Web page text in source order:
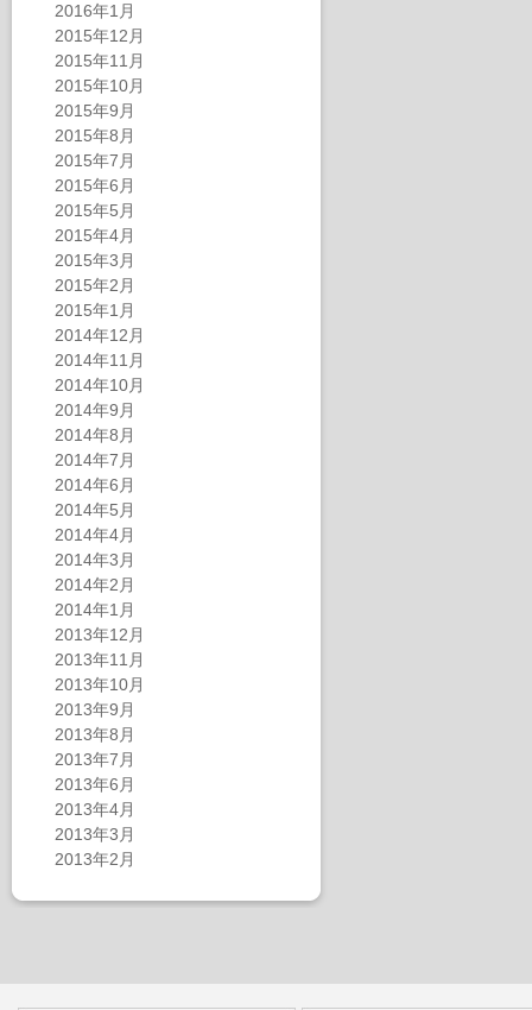
2016年1月
2015年12月
2015年11月
2015年10月
2015年9月
2015年8月
2015年7月
2015年6月
2015年5月
2015年4月
2015年3月
2015年2月
2015年1月
2014年12月
2014年11月
2014年10月
2014年9月
2014年8月
2014年7月
2014年6月
2014年5月
2014年4月
2014年3月
2014年2月
2014年1月
2013年12月
2013年11月
2013年10月
2013年9月
2013年8月
2013年7月
2013年6月
2013年4月
2013年3月
2013年2月